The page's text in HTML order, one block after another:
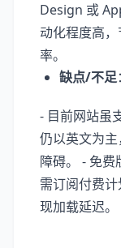
Design 或
动化程度高
率。
缺点/不足：
- 目前网站虽
仍以英文为
障碍。 - 免
需订阅付费
现加载延迟。